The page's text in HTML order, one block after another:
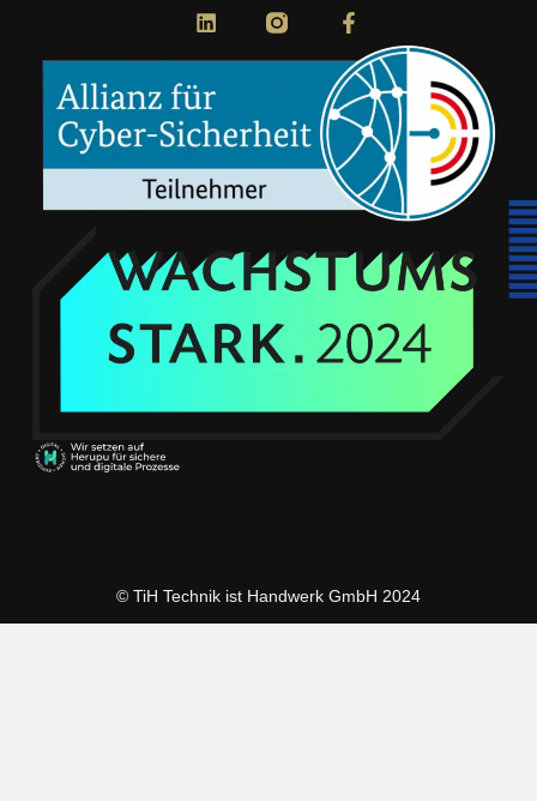
© TiH Technik ist Handwerk GmbH 2024